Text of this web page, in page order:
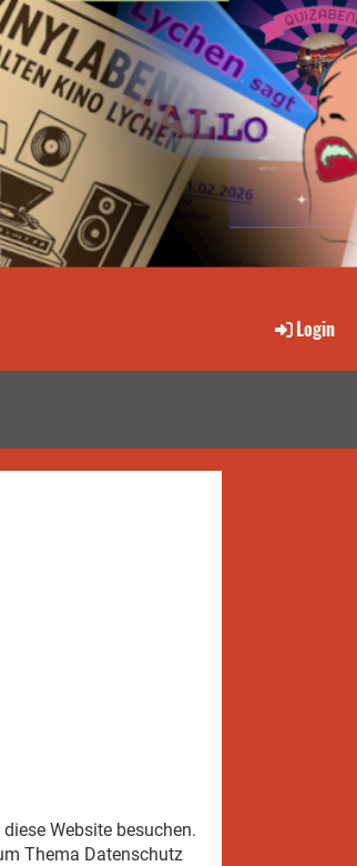
Login
Website besuchen.
Thema Datenschutz